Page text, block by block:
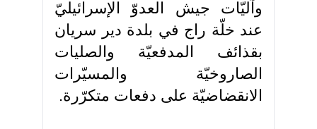
وآليّات جيش العدوّ الإسرائيليّ
عند خلّة راج في بلدة دير سريان
بقذائف المدفعيّة والصليات
الصاروخيّة والمسيّرات
الانقضاضيّة على دفعات متكرّرة.